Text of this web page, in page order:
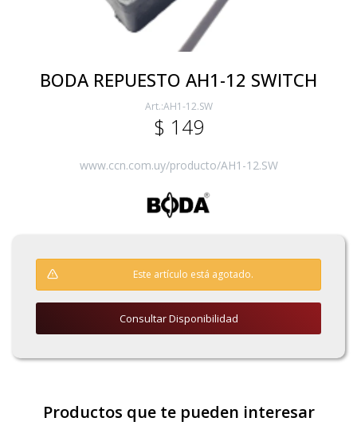
BODA REPUESTO AH1-12 SWITCH
AH1-12.SW
$ 149
www.ccn.com.uy/producto/AH1-12.SW
Este artículo está agotado.
Consultar Disponibilidad
Productos que te pueden interesar
Herramientas Eléctrica y Batería
Herramientas Manuales
Generadores
Hogar